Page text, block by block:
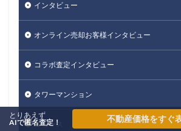
インタビュー
オンライン売却お客様インタビュー
コラボ査定インタビュー
タワーマンション
ニュース
とりあえず
AIで匿名査定！
不動産価格をすぐ